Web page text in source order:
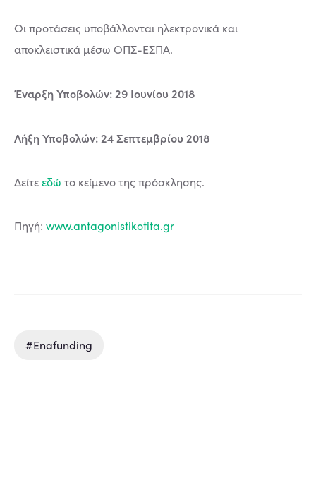
Οι προτάσεις υποβάλλονται ηλεκτρονικά και
αποκλειστικά μέσω ΟΠΣ-ΕΣΠΑ.
Έναρξη Υποβολών: 29 Ιουνίου 2018
Λήξη Υποβολών: 24 Σεπτεμβρίου 2018
Δείτεεδώ το κείμενο της πρόσκλησης.
Πηγή: www.antagonistikotita.gr
#enafunding